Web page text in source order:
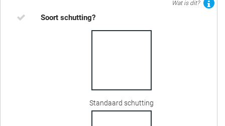
Wat is dit?
Soort schutting?
Standaard schutting